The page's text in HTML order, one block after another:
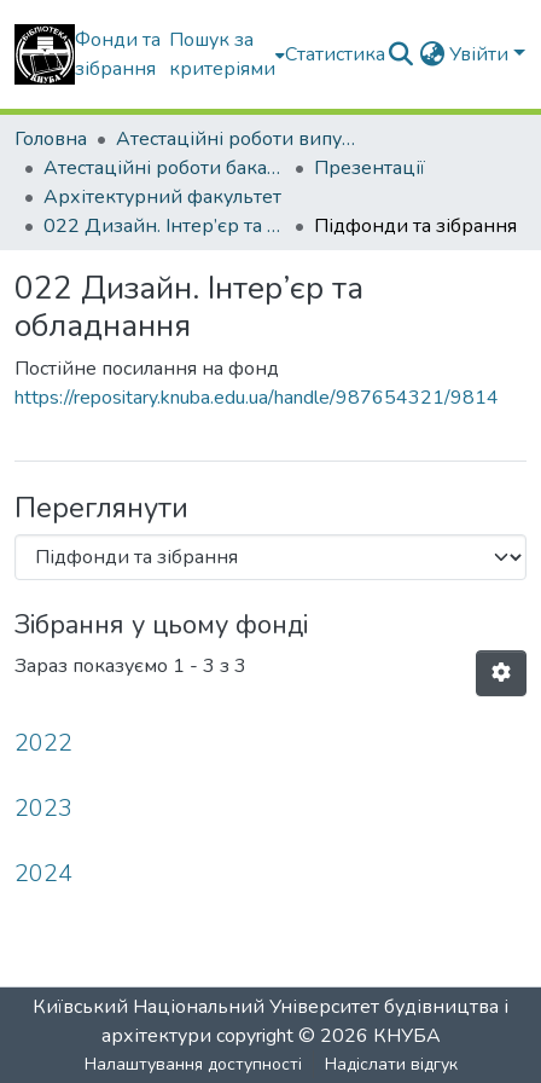
Фонди та
зібрання
Пошук за
критеріями
Статистика Увійти
Головна
Атестаційні роботи випускників
Атестаційні роботи бакалаврів
Презентації
Архітектурний факультет
022 Дизайн. Інтер’єр та обладнання
Підфонди та зібрання
022 Дизайн. Інтер’єр та
обладнання
Постійне посилання на фонд
https://repositary.knuba.edu.ua/handle/987654321/9814
Переглянути
Зібрання у цьому фонді
Зараз показуємо 1 - 3 з 3
2022
2023
2024
Київський Національний Університет будівництва і
архітектури copyright © 2026 КНУБА
Налаштування доступності Надіслати відгук